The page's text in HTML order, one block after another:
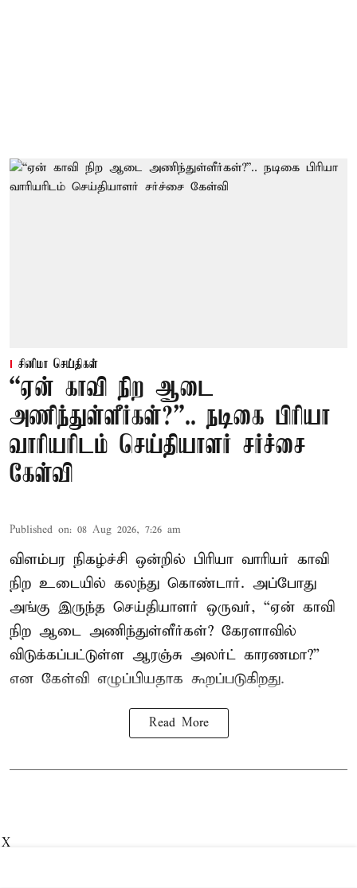
சினிமா செய்திகள்
“ஏன் காவி நிற ஆடை
அணிந்துள்ளீர்கள்?”.. நடிகை பிரியா
வாரியரிடம் செய்தியாளர் சர்ச்சை
கேள்வி
Published on: 08 Aug 2026, 7:26 am
விளம்பர நிகழ்ச்சி ஒன்றில் பிரியா வாரியர் காவி
நிற உடையில் கலந்து கொண்டார். அப்போது
அங்கு இருந்த செய்தியாளர் ஒருவர், “ஏன் காவி
நிற ஆடை அணிந்துள்ளீர்கள்? கேரளாவில்
விடுக்கப்பட்டுள்ள ஆரஞ்சு அலர்ட் காரணமா?”
என கேள்வி எழுப்பியதாக கூறப்படுகிறது.
Read More
X